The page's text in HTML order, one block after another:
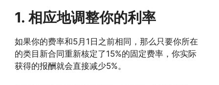
1. 相应地调整你的利率
如果你的费率和5月1日之前相同，那么只要你所在
的类目新合同重新核定了15%的固定费率，你实际
获得的报酬就会直接减少5%。